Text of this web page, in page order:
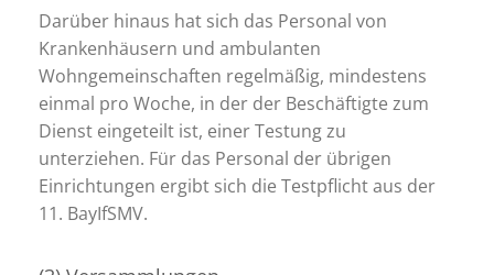
Darüber hinaus hat sich das Personal von
Krankenhäusern und ambulanten
Wohngemeinschaften regelmäßig, mindestens
einmal pro Woche, in der der Beschäftigte zum
Dienst eingeteilt ist, einer Testung zu
unterziehen. Für das Personal der übrigen
Einrichtungen ergibt sich die Testpflicht aus der
11. BayIfSMV.